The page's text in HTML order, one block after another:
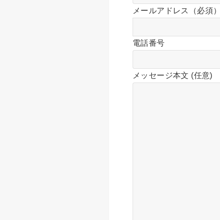
メールアドレス（必須
電話番号
メッセージ本文 (任意)